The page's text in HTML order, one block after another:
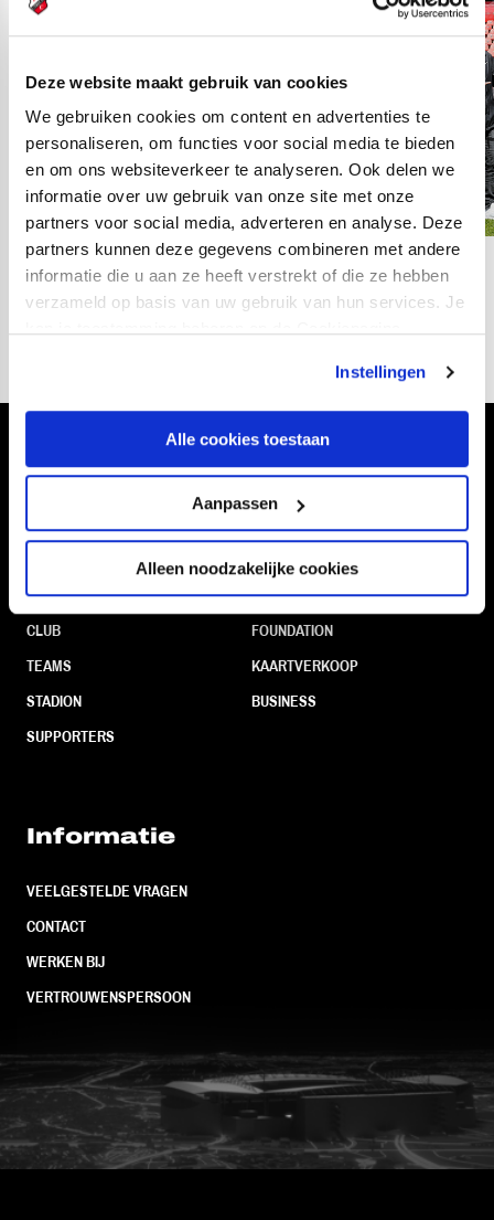
Deze website maakt gebruik van cookies
We gebruiken cookies om content en advertenties te
personaliseren, om functies voor social media te bieden
en om ons websiteverkeer te analyseren. Ook delen we
informatie over uw gebruik van onze site met onze
partners voor social media, adverteren en analyse. Deze
partners kunnen deze gegevens combineren met andere
informatie die u aan ze heeft verstrekt of die ze hebben
verzameld op basis van uw gebruik van hun services. Je
Instellingen
Alle cookies toestaan
Aanpassen
Alleen noodzakelijke cookies
02fotos
Navigeer naar
CLUB
TEAMS
STADION
SUPPORTERS
FOUNDATION
KAARTVERKOOP
BUSINESS
Informatie
VEELGESTELDE VRAGEN
CONTACT
WERKEN BIJ
VERTROUWENSPERSOON
FC Utrecht<br>vanuit<br>het